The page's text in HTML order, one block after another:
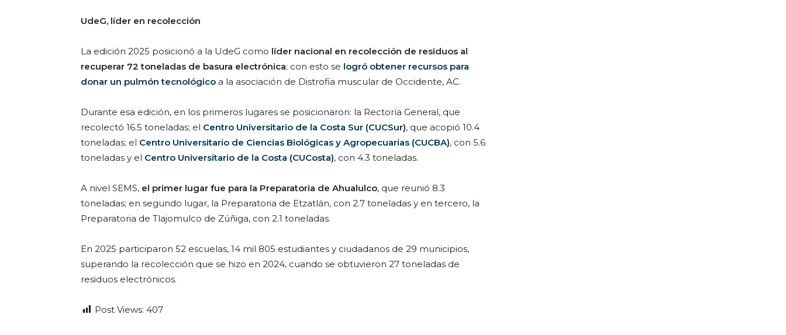
UdeG, líder en recolección
La edición 2025 posicionó a la UdeG como líder nacional en recolección de residuos al
recuperar 72 toneladas de basura electrónica; con esto se logró obtener recursos para
donar un pulmón tecnológico a la asociación de Distrofia muscular de Occidente, AC.
Durante esa edición, en los primeros lugares se posicionaron: la Rectoría General, que
recolectó 16.5 toneladas; el Centro Universitario de la Costa Sur (CUCSur), que acopió 10.4
toneladas; el Centro Universitario de Ciencias Biológicas y Agropecuarias (CUCBA), con 5.6
toneladas y el Centro Universitario de la Costa (CUCosta), con 4.3 toneladas.
A nivel SEMS, el primer lugar fue para la Preparatoria de Ahualulco, que reunió 8.3
toneladas; en segundo lugar, la Preparatoria de Etzatlán, con 2.7 toneladas y en tercero, la
Preparatoria de Tlajomulco de Zúñiga, con 2.1 toneladas.
En 2025 participaron 52 escuelas, 14 mil 805 estudiantes y ciudadanos de 29 municipios,
superando la recolección que se hizo en 2024, cuando se obtuvieron 27 toneladas de
residuos electrónicos.
Post Views: 407